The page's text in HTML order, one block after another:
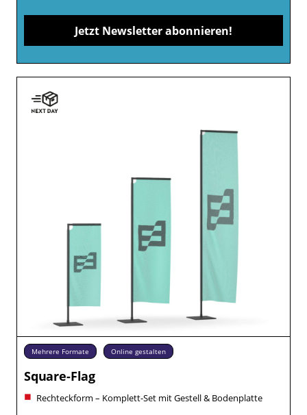
Jetzt Newsletter abonnieren!
Mehrere Formate Online gestalten
Square-Flag
Rechteckform – Komplett-Set mit Gestell & Bodenplatte